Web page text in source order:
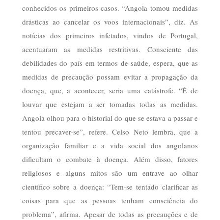
conhecidos os primeiros casos. “Angola tomou medidas
drásticas ao cancelar os voos internacionais”, diz. As
notícias dos primeiros infetados, vindos de Portugal,
acentuaram as medidas restritivas. Consciente das
debilidades do país em termos de saúde, espera, que as
medidas de precaução possam evitar a propagação da
doença, que, a acontecer, seria uma catástrofe. “É de
louvar que estejam a ser tomadas todas as medidas.
Angola olhou para o historial do que se estava a passar e
tentou precaver-se”, refere. Celso Neto lembra, que a
organização familiar e a vida social dos angolanos
dificultam o combate à doença. Além disso, fatores
religiosos e alguns mitos são um entrave ao olhar
científico sobre a doença: “Tem-se tentado clarificar as
coisas para que as pessoas tenham consciência do
problema”, afirma. Apesar de todas as precauções e de